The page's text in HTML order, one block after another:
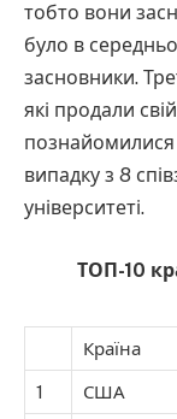
тобто вони
було в
засновники.
які продали
познайомилися
випадку з 8
університеті.
ТОП-10
Країна
1 США